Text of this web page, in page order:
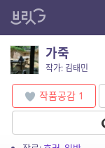
가죽
작가: 김태민
작품공감 1